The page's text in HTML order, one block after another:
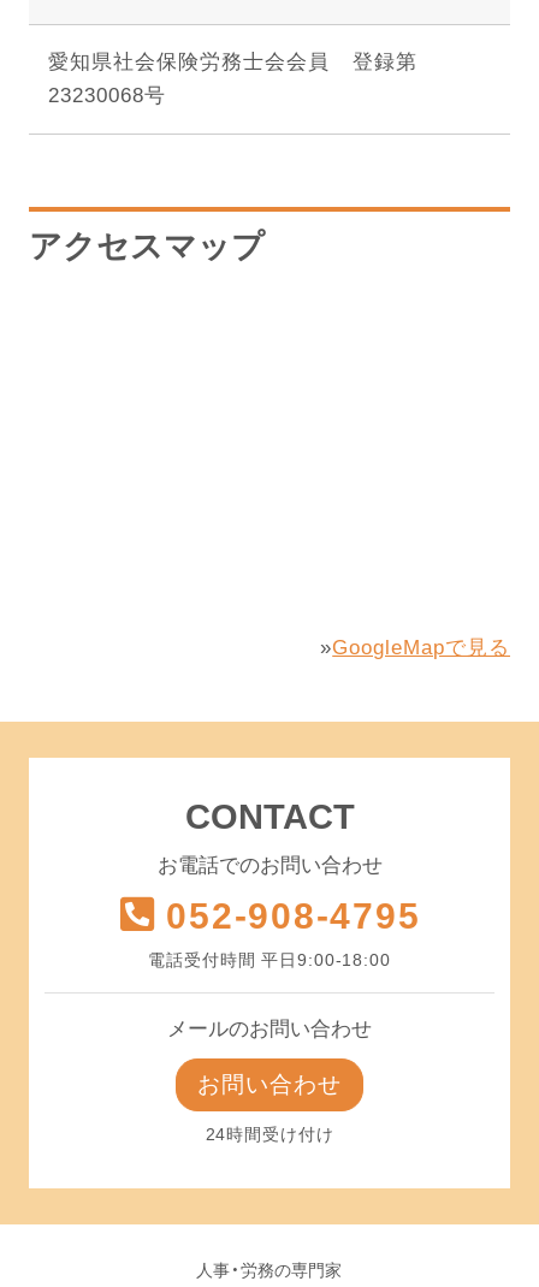
愛知県社会保険労務士会会員 登録第
23230068号
アクセスマップ
»GoogleMapで見る
CONTACT
お電話でのお問い合わせ
052-908-4795
電話受付時間 平日9:00-18:00
メールのお問い合わせ
お問い合わせ
24時間受け付け
人事・労務の専門家